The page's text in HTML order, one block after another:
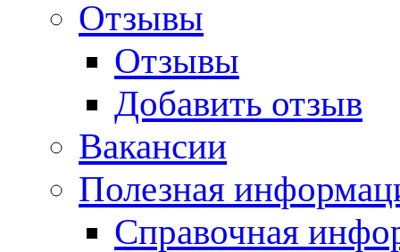
Отзывы
Отзывы
Добавить отзыв
Вакансии
Полезная
Справочная